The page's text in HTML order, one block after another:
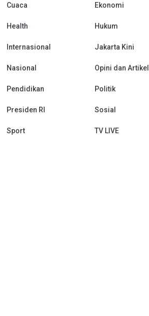
Cuaca Ekonomi
Health Hukum
Internasional Jakarta Kini
Nasional Opini dan Artikel
Pendidikan Politik
Presiden RI Sosial
Sport TV LIVE